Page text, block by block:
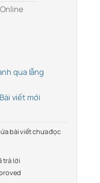
Online
qua lẵng
Bài viết mới
bài viết chưa đọc
trả lời